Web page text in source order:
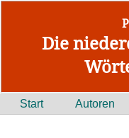
Die
Start Autoren